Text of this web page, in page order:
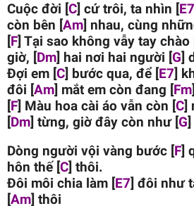
Cuộc đời [C] cứ trôi, ta nhìn [E7
còn bên [Am] nhau, cùng
[F] Tại sao không vẫy tay chào
giờ, [Dm] hai nơi hai người [G]
Đợi em [C] bước qua, để [E7]
đôi [Am] mắt em còn đang [Fm
[F] Màu hoa cài áo vẫn còn [C]
[Dm] từng, giờ đây còn như [G]
Dòng người vội vàng bước [F]
hôn thế [C] thôi.
Đôi môi chia làm [E7] đôi như
[Am] thôi